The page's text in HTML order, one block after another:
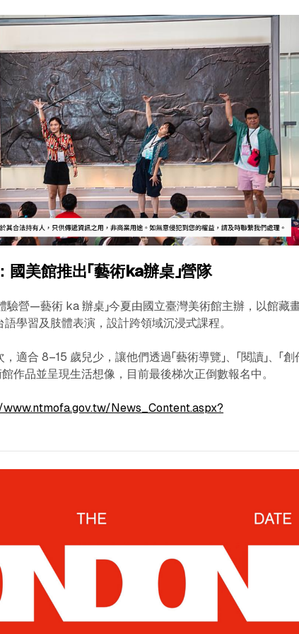
美館推出「藝術ka辦桌」營隊
驗營—藝術 ka 辦桌」今夏由國立臺灣美術館主辦，以館藏
學習及肢體表演，設計跨領域沉浸式課程。
合 8–15 歲兒少，讓他們透過「藝術導覽」、「閱讀」、「創
館作品並呈現生活想像，目前最後梯次正倒數報名中。
News_Content.aspx?